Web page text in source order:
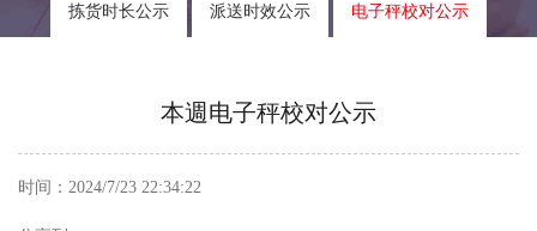
拣货时长公示 派送时效公示 电子秤校对公示
本週电子秤校对公示
时间：2024/7/23 22:34:22